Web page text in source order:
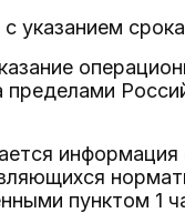
указанием
пунктом 1